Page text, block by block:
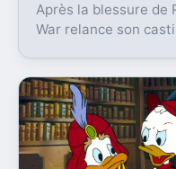
Après la blessure de
War relance son